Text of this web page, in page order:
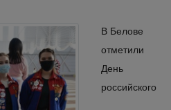
В Белове
отметили
День
российского